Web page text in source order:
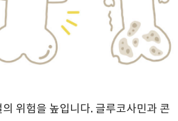
위험을 높입니다. 글루코사민과 콘